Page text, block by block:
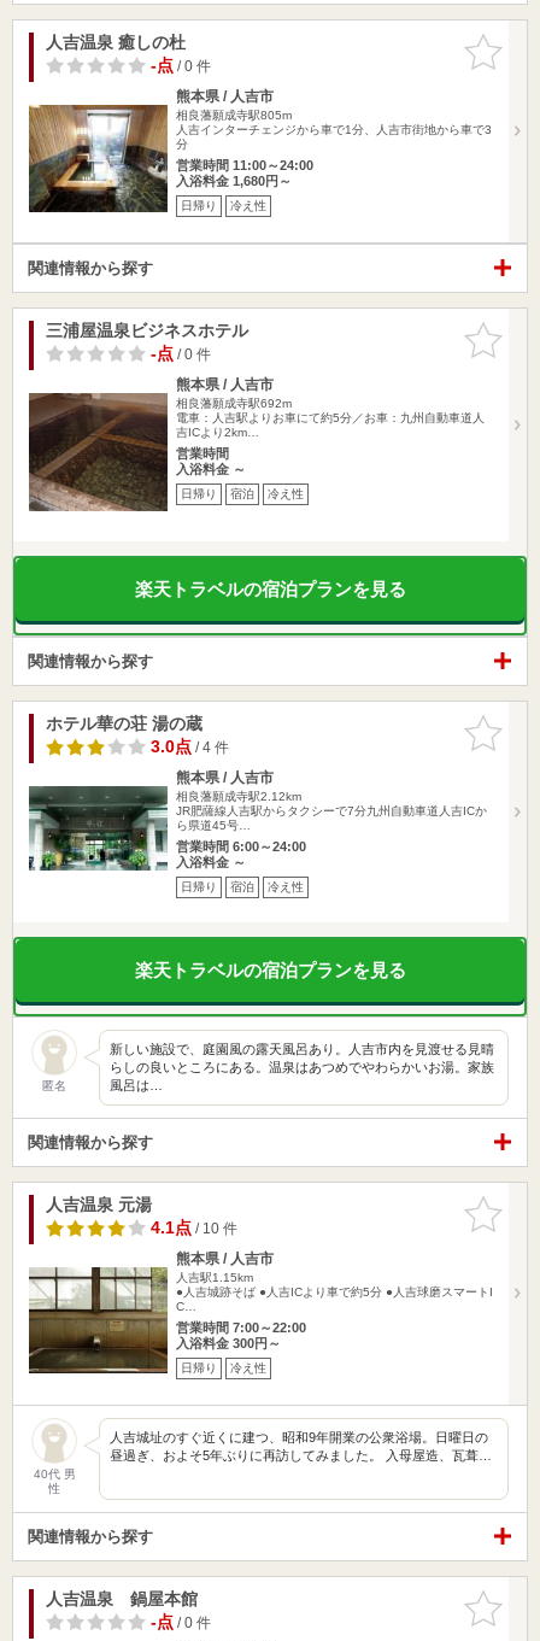
お気に入
りに追加
人吉温泉 癒しの杜
-点/ 0 件
熊本県 / 人吉市
相良藩願成寺駅805m
人吉インターチェンジから車で1分、人吉市街地から車で3
分
営業時間 11:00～24:00
入浴料金 1,680円～
日帰り 冷え性
関連情報から探す
お気に入
りに追加
三浦屋温泉ビジネスホテル
-点/ 0 件
熊本県 / 人吉市
相良藩願成寺駅692m
電車：人吉駅よりお車にて約5分／お車：九州自動車道人
吉ICより2km…
営業時間
入浴料金 ～
日帰り 宿泊 冷え性
楽天トラベルの宿泊プランを見る
関連情報から探す
お気に入
りに追加
ホテル華の荘 湯の蔵
3.0点/ 4 件
熊本県 / 人吉市
相良藩願成寺駅2.12km
JR肥薩線人吉駅からタクシーで7分九州自動車道人吉ICか
ら県道45号…
営業時間 6:00～24:00
入浴料金 ～
日帰り 宿泊 冷え性
楽天トラベルの宿泊プランを見る
匿名
新しい施設で、庭園風の露天風呂あり。人吉市内を見渡せる見晴
らしの良いところにある。温泉はあつめでやわらかいお湯。家族
風呂は…
関連情報から探す
お気に入
りに追加
人吉温泉 元湯
4.1点/ 10 件
熊本県 / 人吉市
人吉駅1.15km
●人吉城跡そば ●人吉ICより車で約5分 ●人吉球磨スマートI
C…
営業時間 7:00～22:00
入浴料金 300円～
日帰り 冷え性
40代 男
性
人吉城址のすぐ近くに建つ、昭和9年開業の公衆浴場。日曜日の
昼過ぎ、およそ5年ぶりに再訪してみました。 入母屋造、瓦葺…
関連情報から探す
お気に入
りに追加
人吉温泉 鍋屋本館
-点/ 0 件